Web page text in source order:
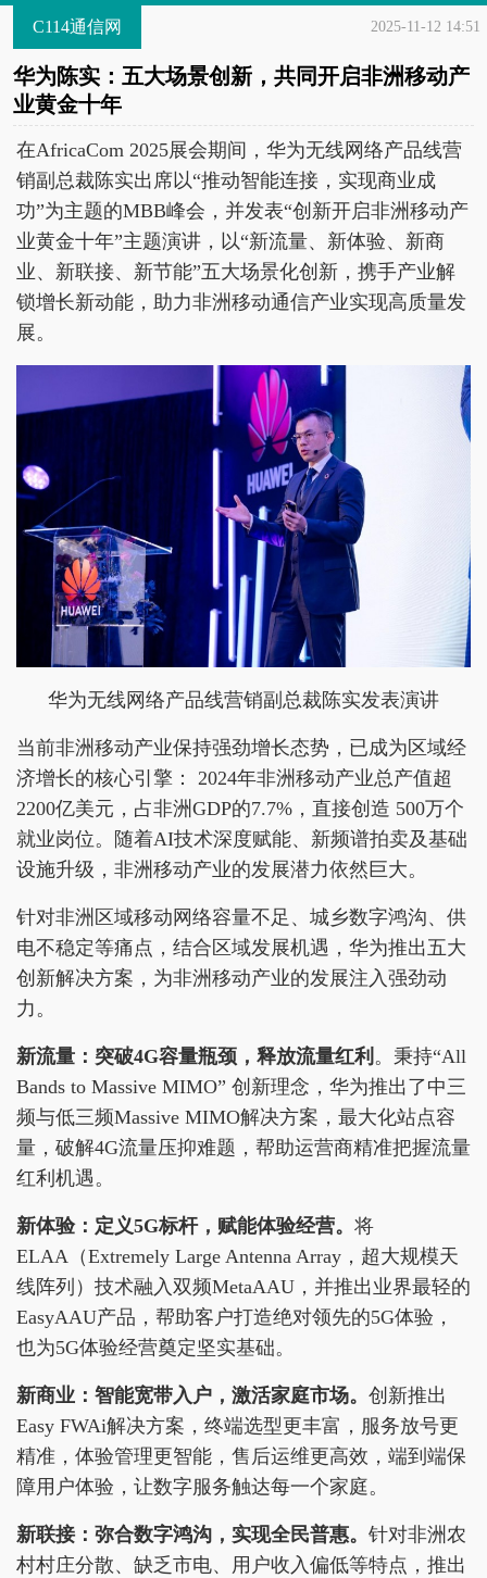
C114通信网 2025-11-12 14:51
华为陈实：五大场景创新，共同开启非洲移动产
业黄金十年
在AfricaCom 2025展会期间，华为无线网络产品线营
销副总裁陈实出席以“推动智能连接，实现商业成
功”为主题的MBB峰会，并发表“创新开启非洲移动产
业黄金十年”主题演讲，以“新流量、新体验、新商
业、新联接、新节能”五大场景化创新，携手产业解
锁增长新动能，助力非洲移动通信产业实现高质量发
展。
华为无线网络产品线营销副总裁陈实发表演讲
当前非洲移动产业保持强劲增长态势，已成为区域经
济增长的核心引擎： 2024年非洲移动产业总产值超
2200亿美元，占非洲GDP的7.7%，直接创造 500万个
就业岗位。随着AI技术深度赋能、新频谱拍卖及基础
设施升级，非洲移动产业的发展潜力依然巨大。
针对非洲区域移动网络容量不足、城乡数字鸿沟、供
电不稳定等痛点，结合区域发展机遇，华为推出五大
创新解决方案，为非洲移动产业的发展注入强劲动
力。
新流量：突破4G容量瓶颈，释放流量红利 。秉持“All
Bands to Massive MIMO” 创新理念，华为推出了中三
频与低三频Massive MIMO解决方案，最大化站点容
量，破解4G流量压抑难题，帮助运营商精准把握流量
红利机遇。
新体验：定义5G标杆，赋能体验经营。 将
ELAA（Extremely Large Antenna Array，超大规模天
线阵列）技术融入双频MetaAAU，并推出业界最轻的
EasyAAU产品，帮助客户打造绝对领先的5G体验，
也为5G体验经营奠定坚实基础。
新商业：智能宽带入户，激活家庭市场。 创新推出
Easy FWAi解决方案，终端选型更丰富，服务放号更
精准，体验管理更智能，售后运维更高效，端到端保
障用户体验，让数字服务触达每一个家庭。
新联接：弥合数字鸿沟，实现全民普惠。 针对非洲农
村村庄分散、缺乏市电、用户收入偏低等特点，推出